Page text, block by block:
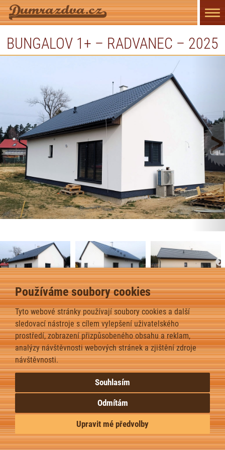
Používáme soubory cookies
Tyto webové stránky používají soubory cookies a další
sledovací nástroje s cílem vylepšení uživatelského
prostředí, zobrazení přizpůsobeného obsahu a reklam,
analýzy návštěvnosti webových stránek a zjištění zdroje
návštěvnosti.
Souhlasím
Odmítám
Upravit mé předvolby
BUNGALOV 1+ – RADVANEC – 2025
Bungalov 1+ – Radvanec – 2025
Dispozice domu je 4+kk na zastavěné ploše 84,1m2.
zpět
Upravit nastavení cookies